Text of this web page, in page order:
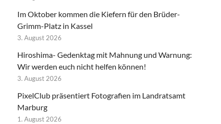
Im Oktober kommen die Kiefern für den Brüder-
Grimm-Platz in Kassel
3. August 2026
Hiroshima- Gedenktag mit Mahnung und Warnung:
Wir werden euch nicht helfen können!
3. August 2026
PixelClub präsentiert Fotografien im Landratsamt
Marburg
1. August 2026